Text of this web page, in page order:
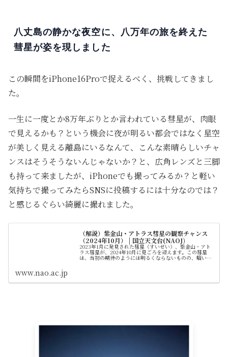
八丈島の静かな夜空に、八万年の旅を終えた
彗星が姿を現しました
この瞬間をiPhone16Proで捉えるべく、挑戦してきまし
た。
一生に一度とか8万年ぶりとか言われている彗星が、肉眼
で見えるかも？という機会に夜が明るい都会ではなく星空
が美しく見える離島にいるなんて、こんな素晴らしいチャ
ンスはそうそうないんじゃないか？と、広角レンズと三脚
も持って来ましたが、iPhoneでも撮ってみるか？と軽い
気持ちで撮ってみたらSNSに投稿するには十分なのでは？
と感じるぐらい綺麗に撮れました。
（解説）紫金山・アトラス彗星の観察チャンス
（2024年10月） | 国立天文台(NAOJ)
2023年1月に発見された彗星（すいせい）、紫金山・アト
ラス彗星が、2024年10月に見ごろを迎えます。この彗星
は、当初の期待のようには明るくならないものの、暗い空
www.nao.ac.jp